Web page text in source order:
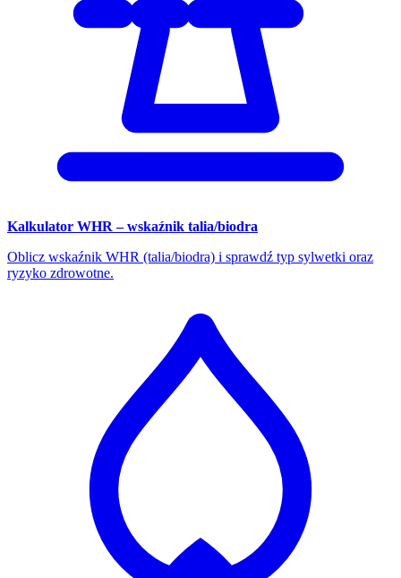
Kalkulator WHR – wskaźnik talia/biodra
Oblicz wskaźnik WHR (talia/biodra) i sprawdź typ sylwetki oraz
ryzyko zdrowotne.